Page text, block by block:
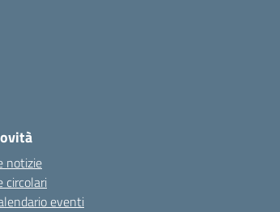
notizie
circolari
eventi